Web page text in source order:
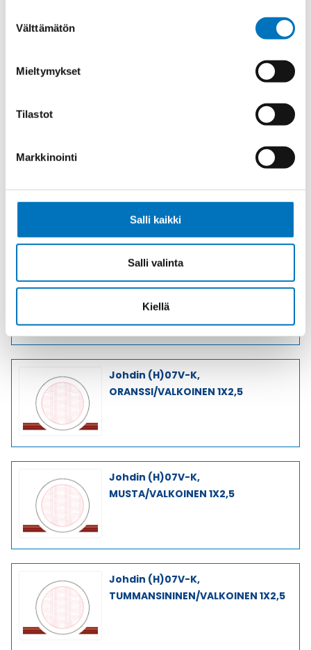
valinta
Välttämätön
Mieltymykset
Tilastot
Markkinointi
Salli kaikki
Salli valinta
Kiellä
SININEN/PUNAINEN 1X2,5
RUSKEA/VALKOINEN 1X2,5
Johdin (H)07V-K,
ORANSSI/VALKOINEN 1X2,5
Johdin (H)07V-K,
MUSTA/VALKOINEN 1X2,5
Johdin (H)07V-K,
TUMMANSININEN/VALKOINEN 1X2,5